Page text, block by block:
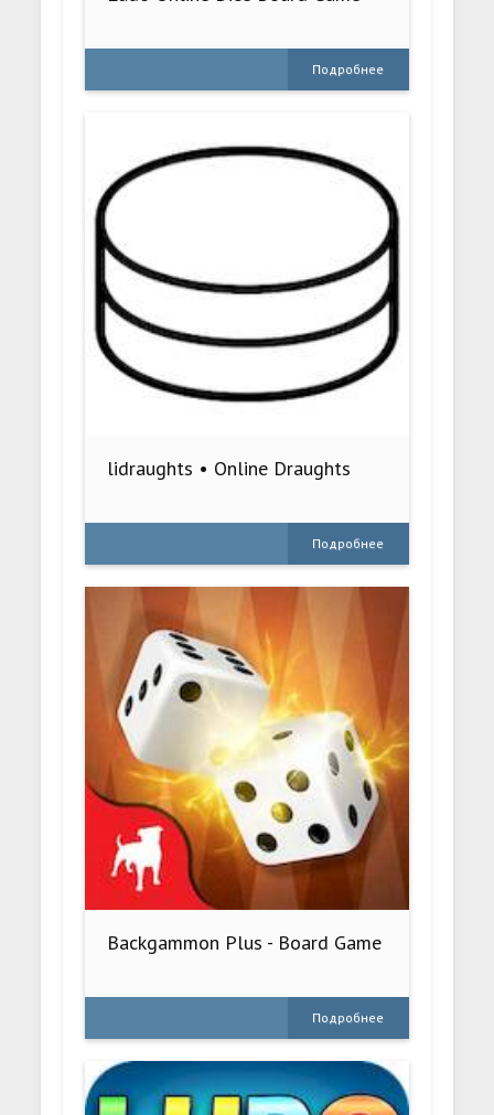
Подробнее
lidraughts • Online Draughts
Подробнее
Backgammon Plus - Board Game
Подробнее